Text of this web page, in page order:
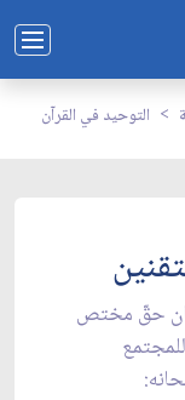
التوحيد في القرآن
حقّ مختص